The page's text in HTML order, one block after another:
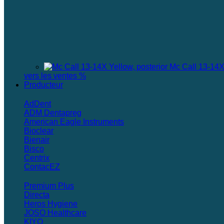
Mc Call 13-
vers les ventes %
Producteur
AdDent
ADM Dentapreg
American Eagle Instruments
Bioclear
Bienair
Bisco
Centrix
ContacEZ
Premium Plus
Directa
Heros Hygiene
JOSO Healthcare
KIYO